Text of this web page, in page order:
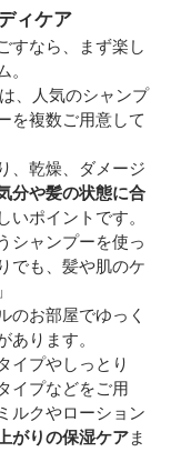
ィケア
すなら、まず楽し
。
、人気のシャンプ
を複数ご用意して
、乾燥、ダメージ
分や髪の状態に合
いポイントです。
シャンプーを使っ
でも、髪や肌のケ
のお部屋でゆっく
あります。
イプやしっとり
イプなどをご用
ルクやローション
がりの保湿ケア ま